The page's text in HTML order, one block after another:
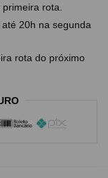
rota.
até 20h na segunda
rota do próximo